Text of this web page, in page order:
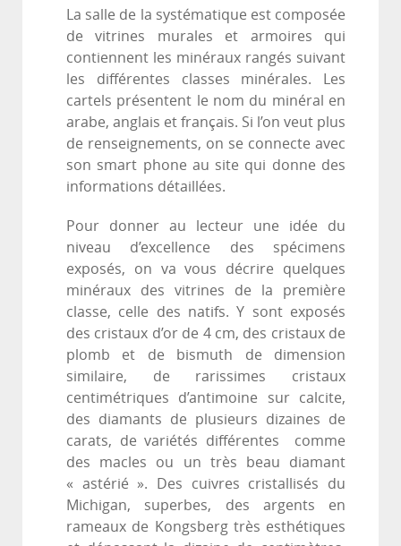
La salle de la systématique est composée
de vitrines murales et armoires qui
contiennent les minéraux rangés suivant
les différentes classes minérales. Les
cartels présentent le nom du minéral en
arabe, anglais et français. Si l’on veut plus
de renseignements, on se connecte avec
son smart phone au site qui donne des
informations détaillées.
Pour donner au lecteur une idée du
niveau d’excellence des spécimens
exposés, on va vous décrire quelques
minéraux des vitrines de la première
classe, celle des natifs. Y sont exposés
des cristaux d’or de 4 cm, des cristaux de
plomb et de bismuth de dimension
similaire, de rarissimes cristaux
centimétriques d’antimoine sur calcite,
des diamants de plusieurs dizaines de
carats, de variétés différentes comme
des macles ou un très beau diamant
« astérié ». Des cuivres cristallisés du
Michigan, superbes, des argents en
rameaux de Kongsberg très esthétiques